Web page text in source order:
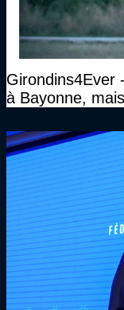
Girondins4Ever
à Bayonne,